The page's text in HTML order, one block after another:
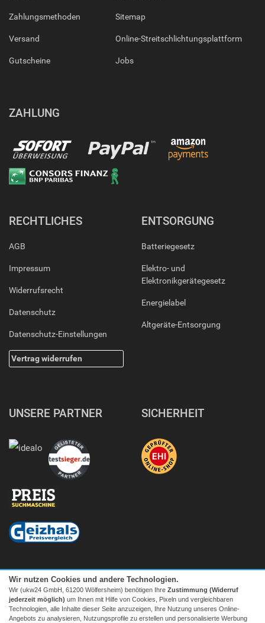
Zahlungsmethoden
Versand
Gutscheine
Sitemap
Online-Streitschlichtungsplattform
Jobs
ZAHLUNG
RECHTLICHES
AGB
Impressum
Widerrufsrecht
Datenschutz
Datenschutz-Einstellungen
Vertrag widerrufen
ENTSORGUNG
Batteriegesetz
Elektro- und
Elektronikgerätegesetz
Energielabel
Altgeräte-Entsorgung
UNSERE PARTNER SICHERHEIT
Wir nutzen Cookies und andere Technologien.
Wir (ukw24 GmbH, 61200 Wölfersheim) benötigen Ihre Zustimmung (Widerruf
jederzeit möglich) um Ihnen mit Hilfe von Cookies, Pixeln und vergleichbaren
Technologien, alle Inhalte dieser Seite anzuzeigen, Ihre Nutzung unseres Online-
Angebots zu analysieren, Nutzungsprofile zu erstellen und personalisierte Werbung